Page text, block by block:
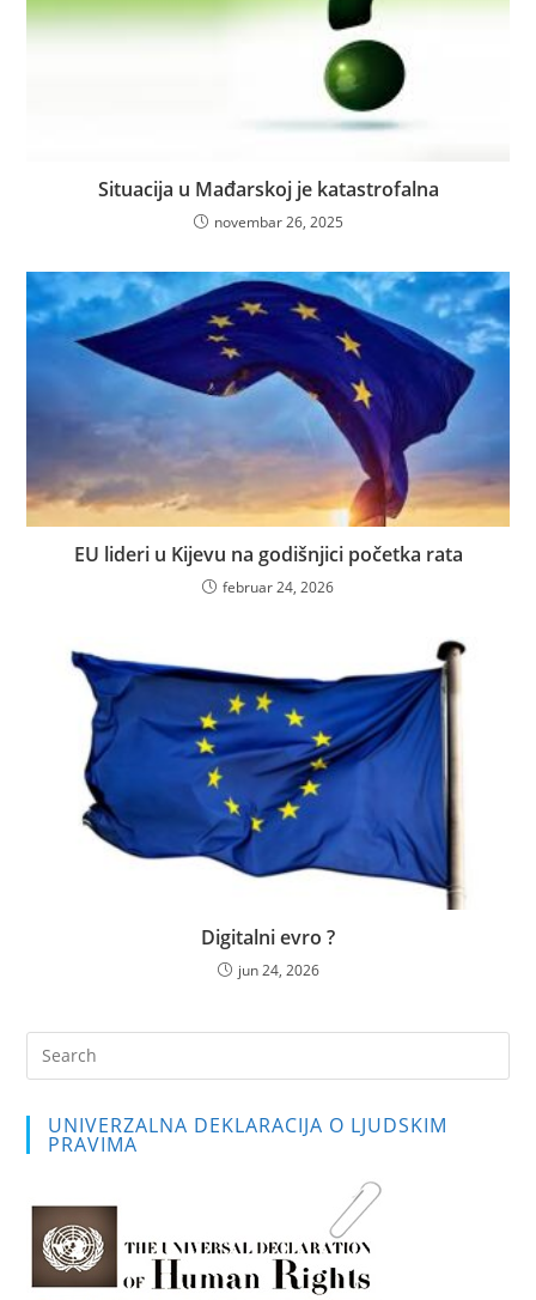
Situacija u Mađarskoj je katastrofalna
novembar 26, 2025
EU lideri u Kijevu na godišnjici početka rata
februar 24, 2026
Digitalni evro ?
jun 24, 2026
UNIVERZALNA DEKLARACIJA O LJUDSKIM
PRAVIMA